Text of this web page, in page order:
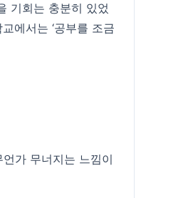
기회는 충분히 있었
에서는 ‘공부를 조금
가 무너지는 느낌이